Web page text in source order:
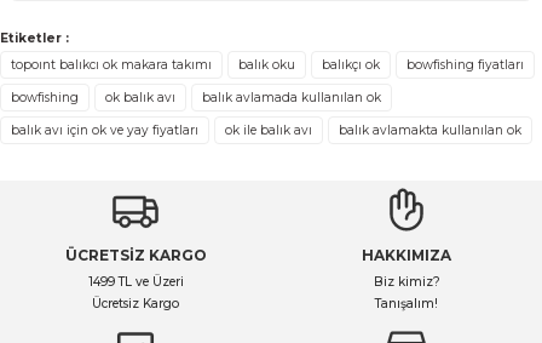
Soru Sor
Etiketler :
topoınt balıkcı ok makara takımı
balık oku balıkçı ok bowfishing fiyatları
bowfishing ok balık avı balık avlamada kullanılan ok
balık avı için ok ve yay fiyatları ok ile balık avı balık avlamakta kullanılan ok
ÜCRETSİZ KARGO
1499 TL ve Üzeri
Ücretsiz Kargo
HAKKIMIZA
Biz kimiz?
Tanışalım!